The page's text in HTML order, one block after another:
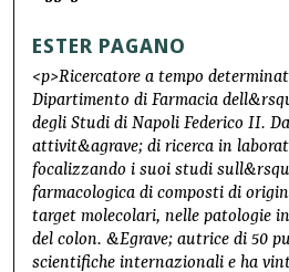
ESTER PAGANO
<p>Ricercatore a tempo
Dipartimento di Farmacia
degli Studi di Napoli Federico II.
attivit&agrave; di ricerca in
focalizzando i suoi studi
farmacologica di composti di
target molecolari, nelle patologie
del colon. &Egrave; autrice di 50
scientifiche internazionali e ha